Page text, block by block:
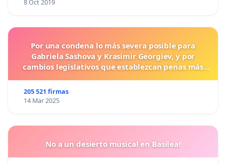
8 Oct 2019
Por una condena lo más severa posible para
Gabriela Sashova y Krasimir Georgiev, y por
cambios legislativos que establezcan penas más
205 521 firmas
14 Mar 2025
No a un desierto musical en Basilea!